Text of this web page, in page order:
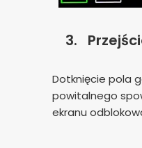
3.
Dotknięcie pola
powitalnego
ekranu